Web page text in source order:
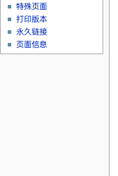
特殊页面
打印版本
永久链接
页面信息